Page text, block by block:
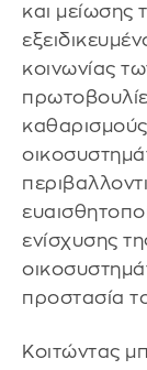
και μείωσης
κοινωνίας
ενίσχυσης
προστασία
Κοιτώντας